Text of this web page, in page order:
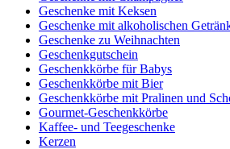
Geschenke mit Keksen
Geschenke mit alkoholischen
Geschenke zu Weihnachten
Geschenkgutschein
Geschenkkörbe für Babys
Geschenkkörbe mit Bier
Geschenkkörbe mit Pralinen und
Gourmet-Geschenkkörbe
Kaffee- und Teegeschenke
Kerzen